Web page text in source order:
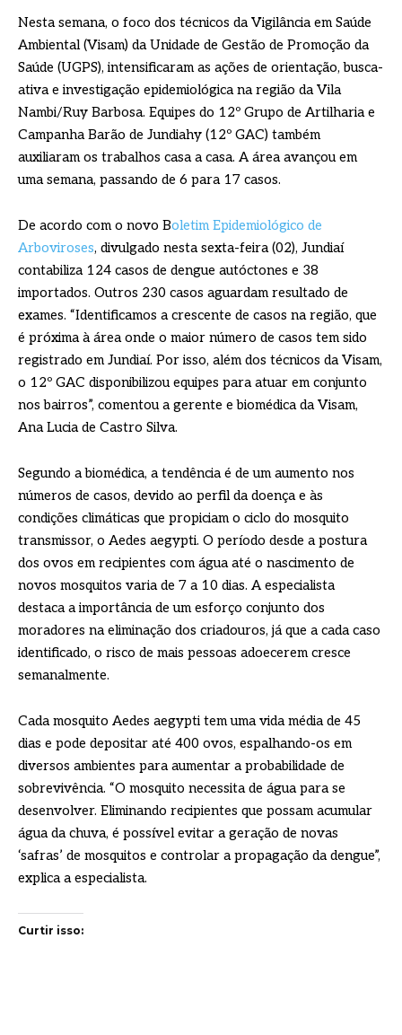
Nesta semana, o foco dos técnicos da Vigilância em Saúde
Ambiental (Visam) da Unidade de Gestão de Promoção da
Saúde (UGPS), intensificaram as ações de orientação, busca-
ativa e investigação epidemiológica na região da Vila
Nambi/Ruy Barbosa. Equipes do 12º Grupo de Artilharia e
Campanha Barão de Jundiahy (12º GAC) também
auxiliaram os trabalhos casa a casa. A área avançou em
uma semana, passando de 6 para 17 casos.
De acordo com o novo Boletim Epidemiológico de
Arboviroses, divulgado nesta sexta-feira (02), Jundiaí
contabiliza 124 casos de dengue autóctones e 38
importados. Outros 230 casos aguardam resultado de
exames. “Identificamos a crescente de casos na região, que
é próxima à área onde o maior número de casos tem sido
registrado em Jundiaí. Por isso, além dos técnicos da Visam,
o 12º GAC disponibilizou equipes para atuar em conjunto
nos bairros”, comentou a gerente e biomédica da Visam,
Ana Lucia de Castro Silva.
Segundo a biomédica, a tendência é de um aumento nos
números de casos, devido ao perfil da doença e às
condições climáticas que propiciam o ciclo do mosquito
transmissor, o Aedes aegypti. O período desde a postura
dos ovos em recipientes com água até o nascimento de
novos mosquitos varia de 7 a 10 dias. A especialista
destaca a importância de um esforço conjunto dos
moradores na eliminação dos criadouros, já que a cada caso
identificado, o risco de mais pessoas adoecerem cresce
semanalmente.
Cada mosquito Aedes aegypti tem uma vida média de 45
dias e pode depositar até 400 ovos, espalhando-os em
diversos ambientes para aumentar a probabilidade de
sobrevivência. “O mosquito necessita de água para se
desenvolver. Eliminando recipientes que possam acumular
água da chuva, é possível evitar a geração de novas
‘safras’ de mosquitos e controlar a propagação da dengue”,
explica a especialista.
Curtir isso: